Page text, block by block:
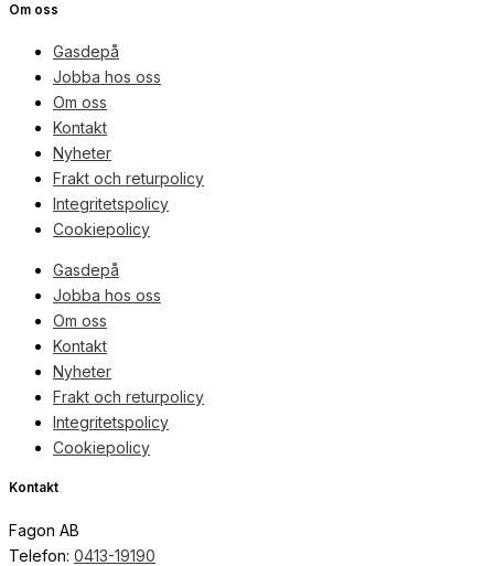
Om oss
Gasdepå
Jobba hos oss
Om oss
Kontakt
Nyheter
Frakt och returpolicy
Integritetspolicy
Cookiepolicy
Gasdepå
Jobba hos oss
Om oss
Kontakt
Nyheter
Frakt och returpolicy
Integritetspolicy
Cookiepolicy
Kontakt
Fagon AB
Telefon: 0413-19190